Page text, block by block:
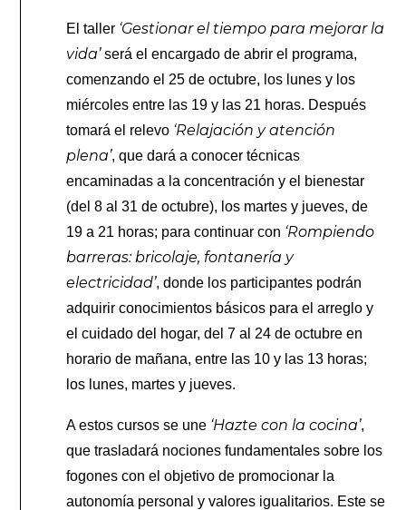
El taller ‘Gestionar el tiempo para mejorar la
vida’ será el encargado de abrir el programa,
comenzando el 25 de octubre, los lunes y los
miércoles entre las 19 y las 21 horas. Después
tomará el relevo ‘Relajación y atención
plena’, que dará a conocer técnicas
encaminadas a la concentración y el bienestar
(del 8 al 31 de octubre), los martes y jueves, de
19 a 21 horas; para continuar con ‘Rompiendo
barreras: bricolaje, fontanería y
electricidad’, donde los participantes podrán
adquirir conocimientos básicos para el arreglo y
el cuidado del hogar, del 7 al 24 de octubre en
horario de mañana, entre las 10 y las 13 horas;
los lunes, martes y jueves.
A estos cursos se une ‘Hazte con la cocina’,
que trasladará nociones fundamentales sobre los
fogones con el objetivo de promocionar la
autonomía personal y valores igualitarios. Este se